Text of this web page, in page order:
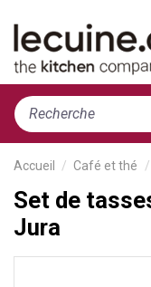
Accueil Café et thé
Set de
Jura